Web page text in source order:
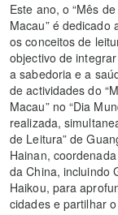
Este ano, o “Mês
Macau” é dedicado
os conceitos de
objectivo de
a sabedoria e a
de actividades do
Macau” no “Dia
realizada,
de Leitura” de
Hainan,
da China, incluindo
Haikou, para
cidades e partilhar